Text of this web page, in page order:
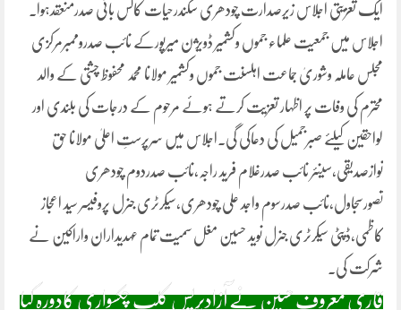
ایک تعزیتی اجلاس زیرصدارت چودھری سکندرحیات کالس بانی صدرمنعقدہوا۔
اجلاس میں جمعیت علماء جموں وکشمیر ڈویژن میرپورکے نائب صدروممبرمرکزی
مجلس عاملہ وشوریٰ جماعت اہلسنت جموں وکشمیر مولانا محمد محفوظ چشتی کے والد
محترم کی وفات پر اظہار تعزیت کرتے ہوئے مرحوم کے درجات کی بلندی اور
لواحقین کیلئے صبرجمیل کی دعاکی گی۔اجلاس میں سرپرستِ اعلیٰ مولانا حق
نوازصدیقی،سینئر نائب صدرغلام فرید راجہ،نائب صدردوم چودھری
تصورسجاول،نائب صدرسوم واجد علی چودھری،سیکرٹری جنرل پروفیسر سید اعجاز
کاظمی،ڈپٹی سیکرٹری جنرل نوید حسین مغل سمیت تمام عہدیداران واراکین نے
شرکت کی۔
قاری معروف حسین نے آزادپریس کلب چکسواری کادورہ کیا